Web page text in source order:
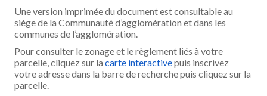
Une version imprimée du document est consultable au
siège de la Communauté d’agglomération et dans les
communes de l’agglomération.
Pour consulter le zonage et le règlement liés à votre
parcelle, cliquez sur lacarte interactivepuis inscrivez
votre adresse dans la barre de recherche puis cliquez sur la
parcelle.